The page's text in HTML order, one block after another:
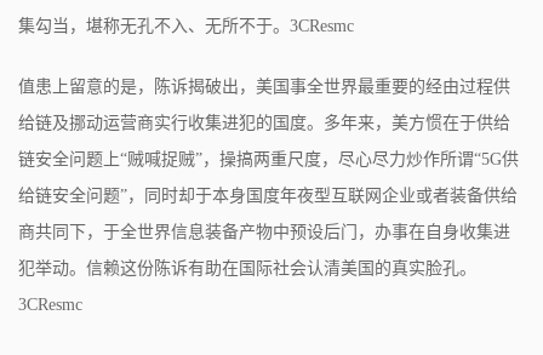
集勾当，堪称无孔不入、无所不于。3CResmc
值患上留意的是，陈诉揭破出，美国事全世界最重要的经由过程供
给链及挪动运营商实行收集进犯的国度。多年来，美方惯在于供给
链安全问题上“贼喊捉贼”，操搞两重尺度，尽心尽力炒作所谓“5G供
给链安全问题”，同时却于本身国度年夜型互联网企业或者装备供给
商共同下，于全世界信息装备产物中预设后门，办事在自身收集进
犯举动。信赖这份陈诉有助在国际社会认清美国的真实脸孔。
3CResmc